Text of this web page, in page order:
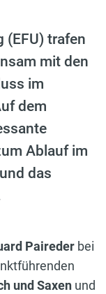
trafen
mit den
im
dem
Ablauf im
das
Paireder bei
und Saxen und